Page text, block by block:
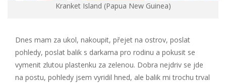
Kranket Island (Papua New Guinea)
Dnes mam za ukol, nakoupit, přejet na ostrov, poslat
pohledy, poslat balik s darkama pro rodinu a pokusit se
vymenit zlutou plastenku za zelenou. Dobra nejdriv se jde
na postu, pohledy jsem vyridil hned, ale balik mi trochu trval